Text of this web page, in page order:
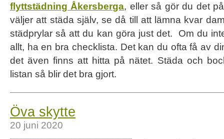
flyttstädning Åkersberga, eller så gör du det
väljer att städa själv, se då till att lämna kvar
städprylar så att du kan göra just det. Om du
allt, ha en bra checklista. Det kan du ofta få av
det även finns att hitta på nätet. Städa och
listan så blir det bra gjort.
Öva skytte
20 juni 2020